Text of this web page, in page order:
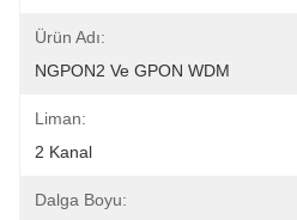
Ürün Adı:
NGPON2 Ve GPON WDM
Liman:
2 Kanal
Dalga Boyu: